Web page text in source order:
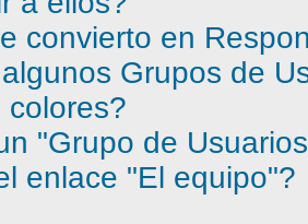
convierto en
Grupos de
colores?
"Grupo de
enlace "El equipo"?